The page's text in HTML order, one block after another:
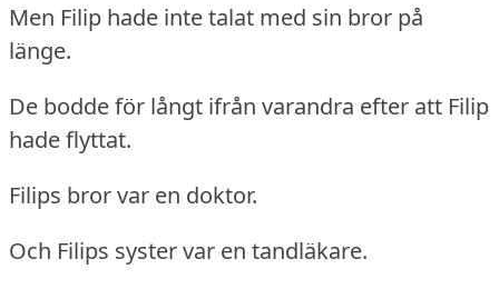
Men Filip hade inte talat med sin bror på
länge.
De bodde för långt ifrån varandra efter att Filip
hade flyttat.
Filips bror var en doktor.
Och Filips syster var en tandläkare.